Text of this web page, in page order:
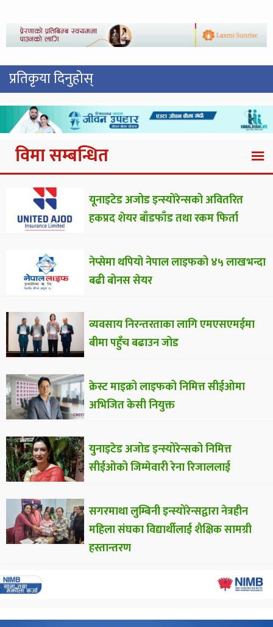
प्रतिकृया दिनुहोस्
विमा सम्बन्धित
यूनाइटेड अजोड इन्स्योरेन्सको अवितरित
हकप्रद शेयर बाँडफाँड तथा रकम फिर्ता
नेप्सेमा थपियो नेपाल लाइफको ४५ लाखभन्दा
बढी बोनस सेयर
व्यवसाय निरन्तरताका लागि एमएसएमईमा
बीमा पहुँच बढाउन जोड
क्रेस्ट माइक्रो लाइफको निमित्त सीईओमा
अभिजित केसी नियुक्त
युनाइटेड अजोड इन्स्योरेन्सको निमित्त
सीईओको जिम्मेवारी रेना रिजाललाई
सगरमाथा लुम्बिनी इन्स्योरेन्सद्वारा नेत्रहीन
महिला संघका विद्यार्थीलाई शैक्षिक सामग्री
हस्तान्तरण